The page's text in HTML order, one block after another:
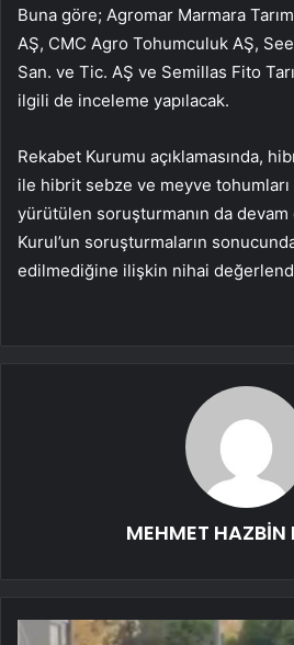
Buna göre; Agromar Marmara
AŞ, CMC Agro Tohumculuk AŞ,
San. ve Tic. AŞ ve Semillas Fito
ilgili de inceleme yapılacak.
Rekabet Kurumu açıklamasında,
ile hibrit sebze ve meyve tohumları
yürütülen soruşturmanın da
Kurul’un soruşturmaların
edilmediğine ilişkin nihai
MEHMET HAZBİN